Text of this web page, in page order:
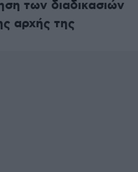
των διαδικασιών
αρχής της